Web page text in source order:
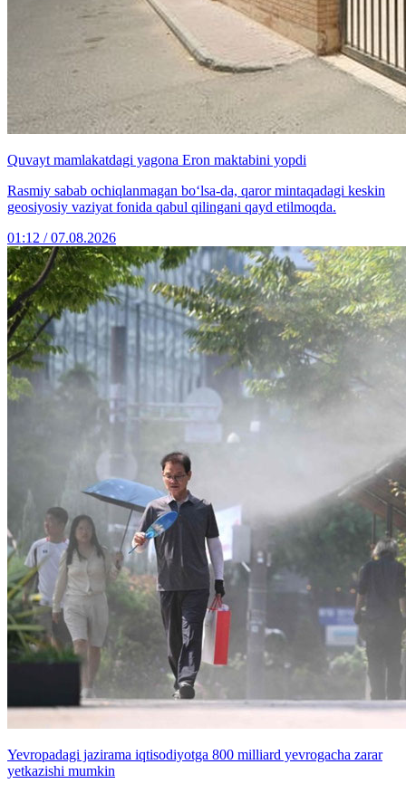
Quvayt mamlakatdagi yagona Eron maktabini yopdi
Rasmiy sabab ochiqlanmagan bo‘lsa-da, qaror mintaqadagi keskin
geosiyosiy vaziyat fonida qabul qilingani qayd etilmoqda.
01:12 / 07.08.2026
Yevropadagi jazirama iqtisodiyotga 800 milliard yevrogacha zarar
yetkazishi mumkin